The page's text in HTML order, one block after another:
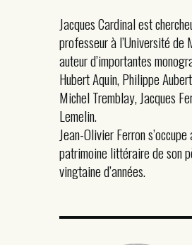
Jacques Cardinal est
professeur à l’Université de
auteur d’importantes
Hubert Aquin, Philippe
Michel Tremblay, Jacques
Lemelin.
Jean-Olivier Ferron
patrimoine littéraire de son
vingtaine d’années.